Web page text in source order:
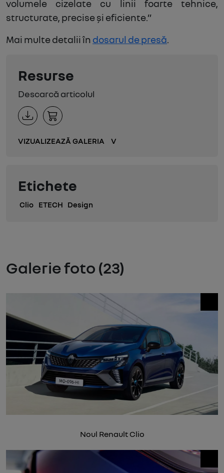
volumele cizelate cu linii foarte tehnice,
structurate, precise și eficiente.”
Mai multe detalii în dosarul de presă
Resurse
Descarcă articolul
VIZUALIZEAZĂ GALERIA V
Etichete
Clio ETECH Design
Galerie foto (23)
Noul Renault Clio